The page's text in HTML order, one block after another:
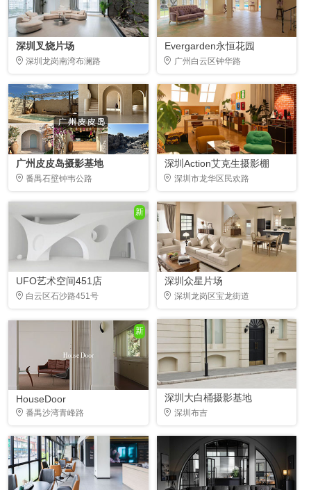
深圳叉烧片场
深圳龙岗南湾布澜路
Evergarden永恒花园
广州白云区钟华路
广州皮皮岛摄影基地
番禺石壁钟韦公路
深圳Action艾克生摄影棚
深圳市龙华区民欢路
新
UFO艺术空间451店
白云区石沙路451号
深圳众星片场
深圳龙岗区宝龙街道
新
HouseDoor
番禺沙湾青峰路
深圳大白桶摄影基地
深圳布吉